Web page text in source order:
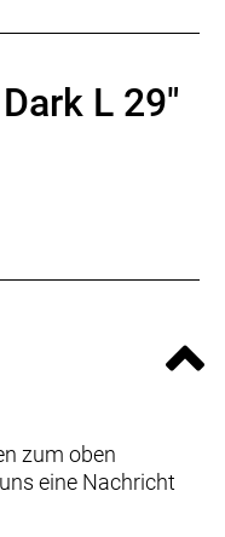
L 29"
zum oben
eine Nachricht